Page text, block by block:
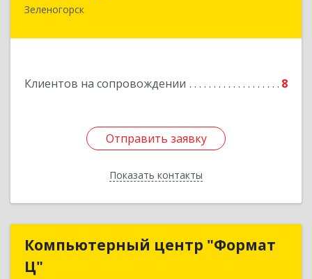
Зеленогорск
Клиентов на сопровождении 8
Отправить заявку
Показать контакты
663690, Красноярский край, Зеленогорск г,
Отправить заявку
Назад
Компьютерный центр "Формат
Ц"
Компьютерный центр "Формат